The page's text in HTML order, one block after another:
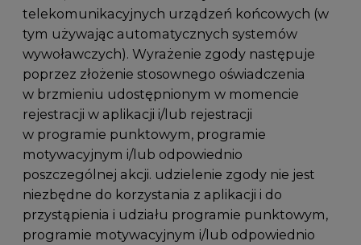
telekomunikacyjnych urządzeń końcowych (w
tym używając automatycznych systemów
wywoławczych). Wyrażenie zgody następuje
poprzez złożenie stosownego oświadczenia
w brzmieniu udostępnionym w momencie
rejestracji w aplikacji i/lub rejestracji
w programie punktowym, programie
motywacyjnym i/lub odpowiednio
poszczególnej akcji. udzielenie zgody nie jest
niezbędne do korzystania z aplikacji i do
przystąpienia i udziału programie punktowym,
programie motywacyjnym i/lub odpowiednio